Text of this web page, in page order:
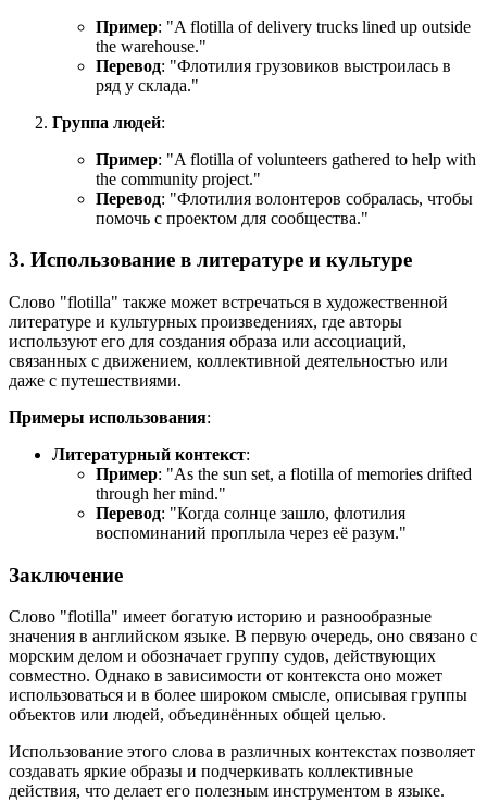
Пример: "A flotilla of delivery trucks lined up outside
the warehouse."
Перевод: "Флотилия грузовиков выстроилась в
ряд у склада."
Группа людей:
Пример: "A flotilla of volunteers gathered to help with
the community project."
Перевод: "Флотилия волонтеров собралась, чтобы
помочь с проектом для сообщества."
3. Использование в литературе и культуре
Слово "flotilla" также может встречаться в художественной
литературе и культурных произведениях, где авторы
используют его для создания образа или ассоциаций,
связанных с движением, коллективной деятельностью или
даже с путешествиями.
Примеры использования:
Литературный контекст:
Пример: "As the sun set, a flotilla of memories drifted
through her mind."
Перевод: "Когда солнце зашло, флотилия
воспоминаний проплыла через её разум."
Заключение
Слово "flotilla" имеет богатую историю и разнообразные
значения в английском языке. В первую очередь, оно связано с
морским делом и обозначает группу судов, действующих
совместно. Однако в зависимости от контекста оно может
использоваться и в более широком смысле, описывая группы
объектов или людей, объединённых общей целью.
Использование этого слова в различных контекстах позволяет
создавать яркие образы и подчеркивать коллективные
действия, что делает его полезным инструментом в языке.